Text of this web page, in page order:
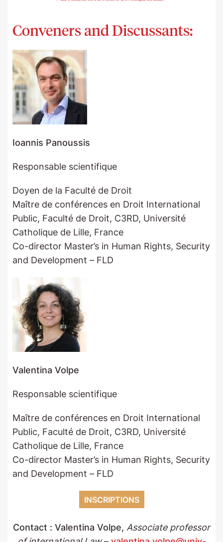
Conveners and Discussants:
Ioannis Panoussis
Responsable scientifique
Doyen de la Faculté de Droit
Maître de conférences en Droit International
Public, Faculté de Droit, C3RD, Université
Catholique de Lille, France
Co-director Master’s in Human Rights, Security
and Development – FLD
Valentina Volpe
Responsable scientifique
Maître de conférences en Droit International
Public, Faculté de Droit, C3RD, Université
Catholique de Lille, France
Co-director Master’s in Human Rights, Security
and Development – FLD
INSCRIPTIONS
Contact : Valentina Volpe, Associate professor